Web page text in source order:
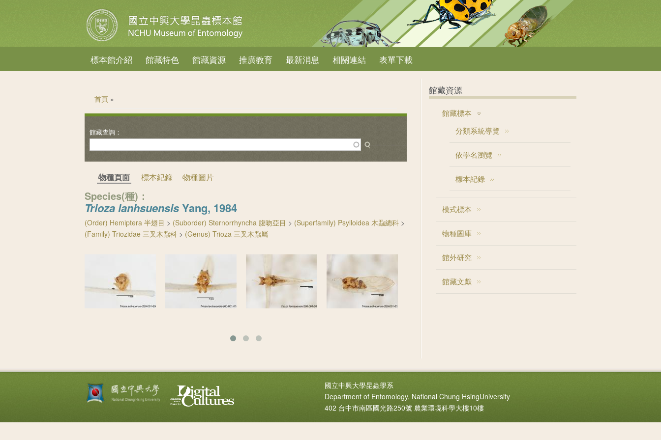
標本館介紹 館藏特色 館藏資源 推廣教育 最新消息 相關連結 表單下載
首頁 »
物種頁面 標本紀錄 物種圖片
Species(種)：
Trioza lanhsuensisYang, 1984
(Order) Hemiptera 半翅目 > (Suborder) Sternorrhyncha 腹吻亞目 > (Superfamily) Psylloidea 木蝨總科 >
(Family) Triozidae 三叉木蝨科 > (Genus) Trioza 三叉木蝨屬
館藏資源
館藏標本
分類系統導覽
依學名瀏覽
標本紀錄
模式標本
物種圖庫
館外研究
館藏文獻
國立中興大學昆蟲學系
Department of Entomology, National Chung HsingUniversity
402 台中市南區國光路250號 農業環境科學大樓10樓